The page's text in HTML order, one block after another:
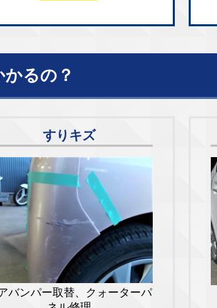
かるの？
すりキズ
バンパー取替、クォーターパ